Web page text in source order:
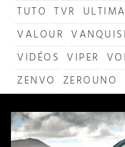
TUTO TVR ULTIMA
VALOUR
VIDÉOS VIPER
ZENVO ZEROUNO